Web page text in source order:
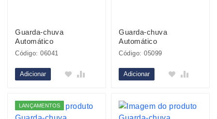
Guarda-chuva
Automático
Código: 06041
Adicionar
Guarda-chuva
Automático
Código: 05099
Adicionar
LANÇAMENTOS